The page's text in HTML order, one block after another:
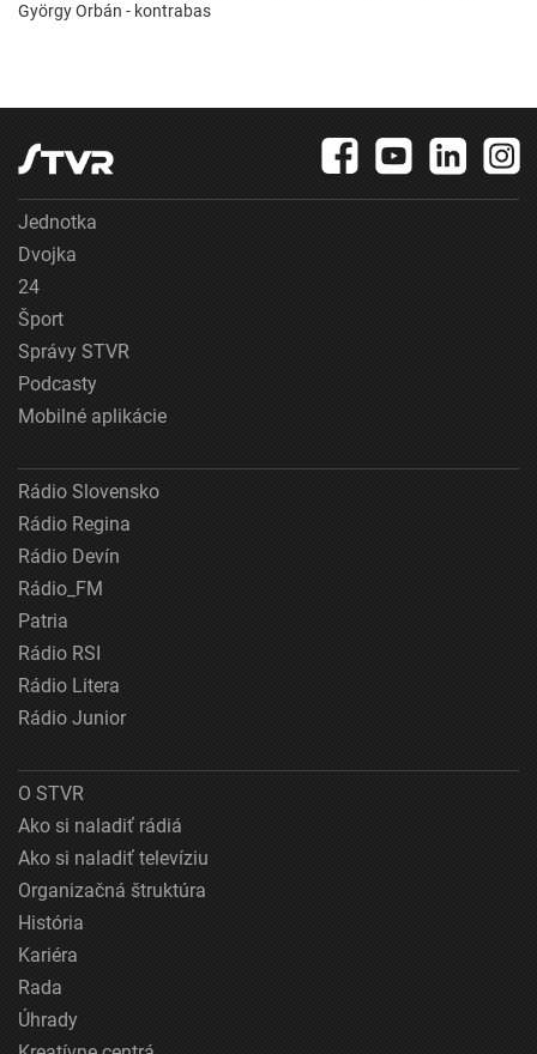
György Orbán - kontrabas
Jednotka
Dvojka
24
Šport
Správy STVR
Podcasty
Mobilné aplikácie
Rádio Slovensko
Rádio Regina
Rádio Devín
Rádio_FM
Patria
Rádio RSI
Rádio Litera
Rádio Junior
O STVR
Ako si naladiť rádiá
Ako si naladiť televíziu
Organizačná štruktúra
História
Kariéra
Rada
Úhrady